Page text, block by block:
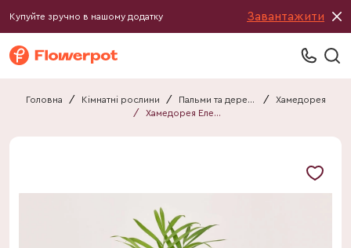
Купуйте зручно в нашому додатку Завантажити
Головна / Кімнатні рослини / Пальми та дерева /
Хамедорея
/
Хамедорея Елеганс